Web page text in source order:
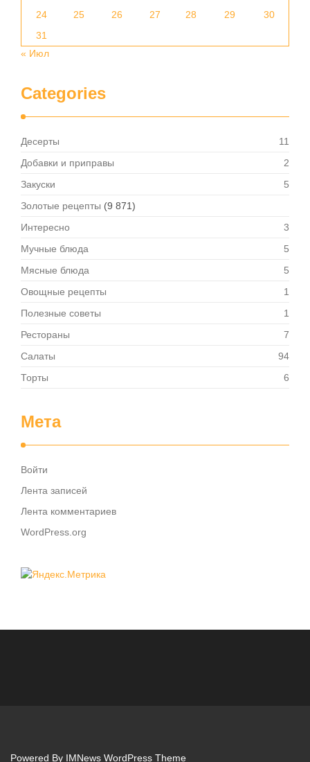
24
25 26 27 28 29
30
31
« Июл
Categories
Десерты
11
Добавки и приправы
2
Закуски
5
Золотые рецепты (9 871)
Интересно
3
Мучные блюда
5
Мясные блюда
5
Овощные рецепты
1
Полезные советы
1
Рестораны
7
Салаты
94
Торты
6
Мета
Войти
Лента записей
Лента комментариев
WordPress.org
Powered By IMNews WordPress Theme